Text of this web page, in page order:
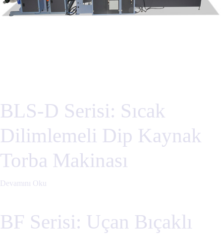
BLS-D Serisi: Sıcak
Dilimlemeli Dip Kaynak
Torba Makinası
Devamını Oku
BF Serisi: Uçan Bıçaklı